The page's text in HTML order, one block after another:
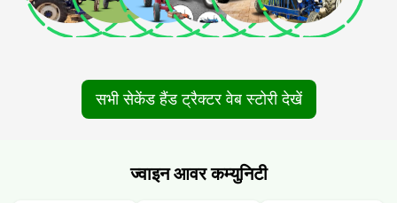
सभी सेकेंड हैंड ट्रैक्टर वेब स्टोरी देखें
ज्वाइन आवर कम्युनिटी